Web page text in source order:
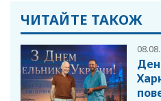
ЧИТАЙТЕ ТАКОЖ